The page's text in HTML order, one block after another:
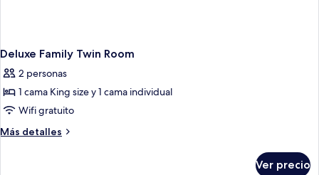
Deluxe Family Twin Room
2 personas
1 cama King size y 1 cama individual
Wifi gratuito
Más detalles
Más
Ver precio